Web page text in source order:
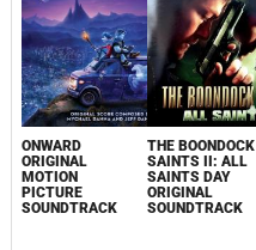
ONWARD
ORIGINAL
MOTION
PICTURE
SOUNDTRACK
THE BOONDOCK
SAINTS II: ALL
SAINTS DAY
ORIGINAL
SOUNDTRACK